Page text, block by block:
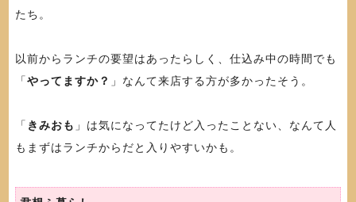
たち。
以前からランチの要望はあったらしく、仕込み中の時間でも
「やってますか？ 」なんて来店する方が多かったそう。
「 きみおも 」は気になってたけど入ったことない、なんて人
もまずはランチからだと入りやすいかも。